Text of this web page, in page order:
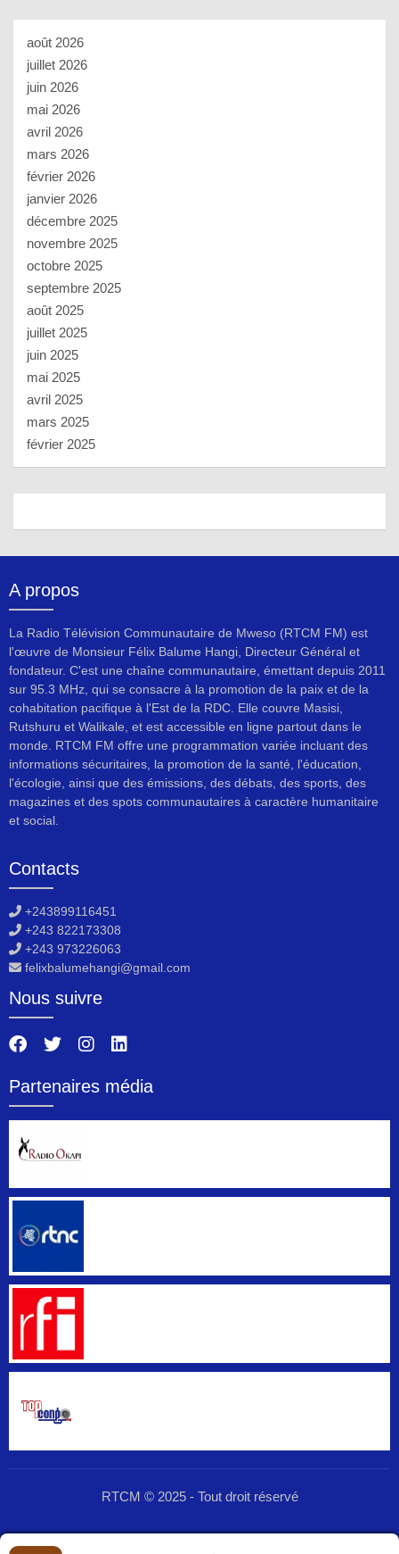
août 2026
juillet 2026
juin 2026
mai 2026
avril 2026
mars 2026
février 2026
janvier 2026
décembre 2025
novembre 2025
octobre 2025
septembre 2025
août 2025
juillet 2025
juin 2025
mai 2025
avril 2025
mars 2025
février 2025
A propos
La Radio Télévision Communautaire de Mweso (RTCM FM) est
l'œuvre de Monsieur Félix Balume Hangi, Directeur Général et
fondateur. C'est une chaîne communautaire, émettant depuis 2011
sur 95.3 MHz, qui se consacre à la promotion de la paix et de la
cohabitation pacifique à l'Est de la RDC. Elle couvre Masisi,
Rutshuru et Walikale, et est accessible en ligne partout dans le
monde. RTCM FM offre une programmation variée incluant des
informations sécuritaires, la promotion de la santé, l'éducation,
l'écologie, ainsi que des émissions, des débats, des sports, des
magazines et des spots communautaires à caractère humanitaire
et social.
Contacts
+243899116451
+243 822173308
+243 973226063
felixbalumehangi@gmail.com
Nous suivre
Partenaires média
RTCM © 2025 - Tout droit réservé